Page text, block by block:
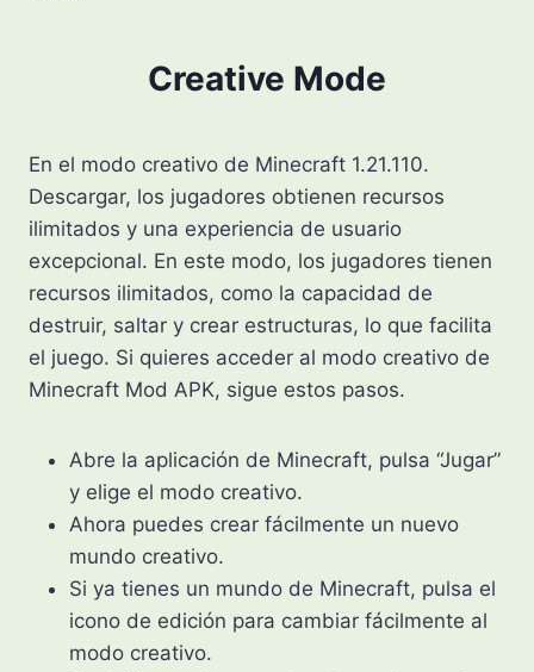
Creative Mode
En el modo creativo de Minecraft 1.21.110.
Descargar, los jugadores obtienen recursos
ilimitados y una experiencia de usuario
excepcional. En este modo, los jugadores tienen
recursos ilimitados, como la capacidad de
destruir, saltar y crear estructuras, lo que facilita
el juego. Si quieres acceder al modo creativo de
Minecraft Mod APK, sigue estos pasos.
Abre la aplicación de Minecraft, pulsa “Jugar”
y elige el modo creativo.
Ahora puedes crear fácilmente un nuevo
mundo creativo.
Si ya tienes un mundo de Minecraft, pulsa el
icono de edición para cambiar fácilmente al
modo creativo.